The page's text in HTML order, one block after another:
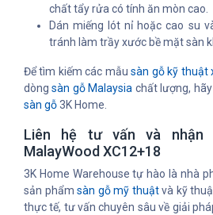
chất tẩy rửa có tính ăn mòn cao.
Dán miếng lót nỉ hoặc cao su
tránh làm trầy xước bề mặt sàn
Để tìm kiếm các mẫusàn gỗ kỹ thuật
dòngsàn gỗ Malaysia chất lượng,
sàn gỗ3K Home.
Liên hệ tư vấn và nhận
MalayWood XC12+18
3K Home Warehouse tự hào là nhà
sản phẩmsàn gỗ mỹ thuậtvà kỹ
thực tế, tư vấn chuyên sâu về giải